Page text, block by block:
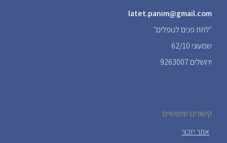
latet.panim@gmail.com
"לתת פנים לנופלים"
שמעוני 62/10
ירושלים 9263007
קישורים שימושיים
אתר יזכור